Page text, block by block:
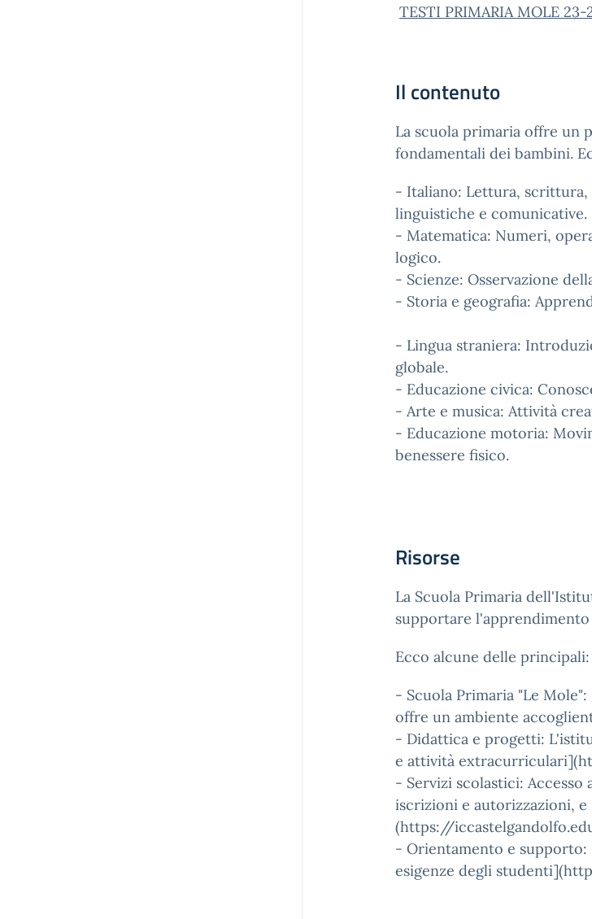
TESTI PRIMARIA MOLE 23-
Il contenuto
La scuola primaria offre un
fondamentali dei bambini.
- Italiano: Lettura,
linguistiche e comunicative.
- Matematica: Numeri,
logico.
- Scienze: Osservazione
- Storia e geografia:
- Lingua straniera:
globale.
- Educazione civica:
- Arte e musica: Attività
- Educazione motoria:
benessere fisico.
Risorse
La Scuola Primaria
supportare
Ecco alcune delle principali:
- Scuola Primaria "Le
offre un ambiente
- Didattica e progetti:
e attività
- Servizi scolastici:
iscrizioni e autorizzazioni,
(https://
- Orientamento e supporto:
esigenze degli